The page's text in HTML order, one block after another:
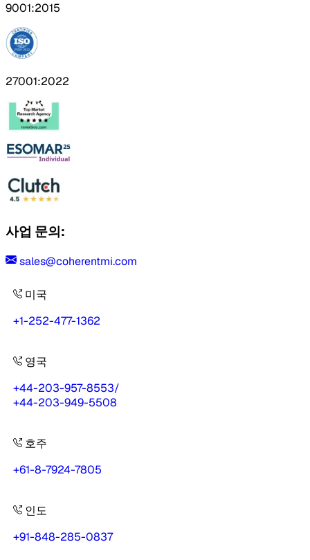
9001:2015
27001:2022
사업 문의:
sales@coherentmi.com
미국
+1-252-477-1362
영국
+44-203-957-8553/
+44-203-949-5508
호주
+61-8-7924-7805
인도
+91-848-285-0837